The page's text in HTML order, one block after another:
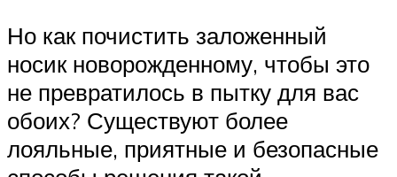
Но как почистить заложенный
носик новорожденному, чтобы это
не превратилось в пытку для вас
обоих? Существуют более
лояльные, приятные и безопасные